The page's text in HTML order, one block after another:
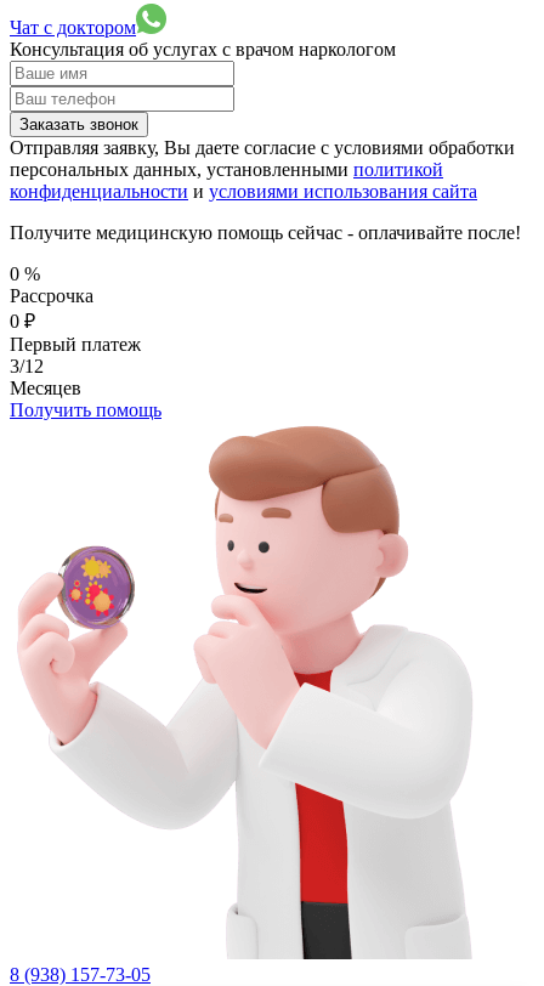
Чат с доктором
Консультация об услугах с врачом наркологом
Заказать звонок
Отправляя заявку, Вы даете согласие с условиями обработки
персональных данных, установленными политикой
конфиденциальности и условиями использования сайта
Получите медицинскую помощь сейчас - оплачивайте после!
0 %
Рассрочка
0 ₽
Первый платеж
3/12
Месяцев
Получить помощь
8 (938) 157-73-05